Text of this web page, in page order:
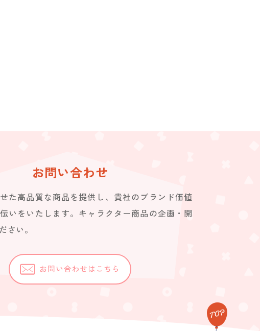
お問い合わせ
た高品質な商品を提供し、貴社のブランド価値
いをいたします。キャラクター商品の企画・開
さい。
お問い合わせはこちら